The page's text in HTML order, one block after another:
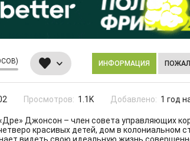
ИНФОРМАЦИЯ
Просмотров: 1.1K Добавлено: 1 год
Джонсон – член совета управляющих
красивых детей, дом в колониальном